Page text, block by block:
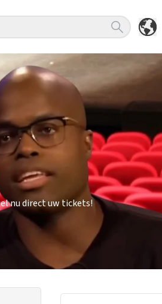
nu direct uw tickets!